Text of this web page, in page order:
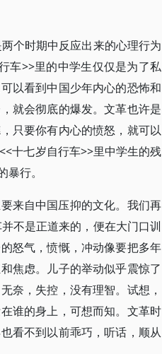
个时期中反应出来的心理行为
车>>里的中学生仅仅是为了私
以看到中国少年内心的恐怖和
就会彻底的爆发。文革也许是
只要你有内心的愤怒，就可以
十七岁自行车>>里中学生的残
行。
来自中国压抑的文化。我们再
不是正道来的，便在大门口训
怒气，愤慨，冲动像要把多年
焦虑。儿子的举动似乎震惊了
奈，失控，没有理智。试想，
谁的身上，可想而知。文革时
看不到以前乖巧，听话，顺从